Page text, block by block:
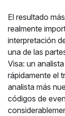
El resultado
realmente
interpretación
una de las
Visa: un
rápidamente el
analista más
códigos de